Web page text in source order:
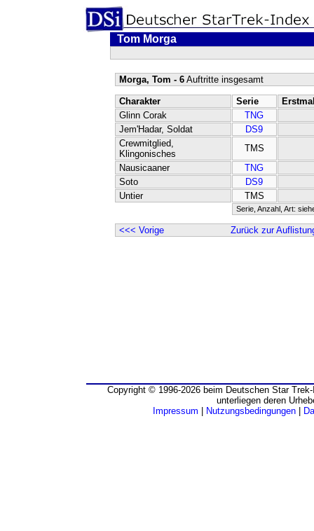
Tom Morga
Morga, Tom - 6Auftritte insgesamt
Charakter Serie
Glinn Corak
TNG
Jem'Hadar, Soldat
DS9
Crewmitglied,
Klingonisches
TMS
Nausicaaner
TNG
Soto
DS9
Untier
TMS
Serie, Anzahl, Art:
<<< Vorige Zurück zur
Copyright © 1996-2026 beim Deutschen Star
unterliegen deren
Impressum
Nutzungsbedingungen